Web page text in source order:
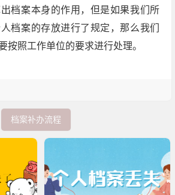
档案本身的作用，但是如果我们所
档案的存放进行了规定，那么我们
按照工作单位的要求进行处理。
档案补办流程